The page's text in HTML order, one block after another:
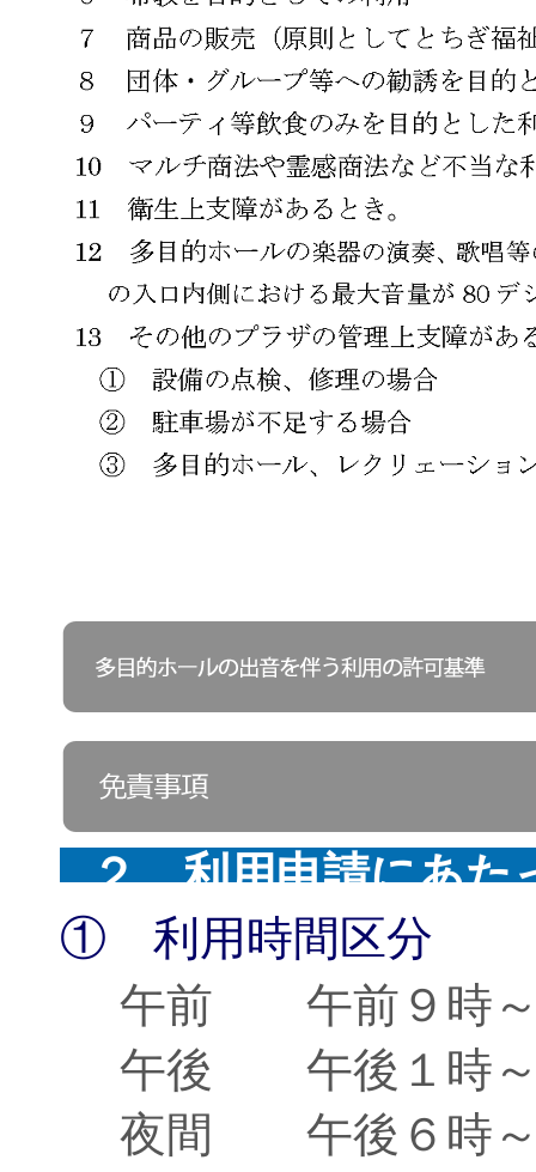
２ 利用申請にあた
① 利用時間区分
午前 午前９時～
午後 午後１時～
夜間 午後６時～